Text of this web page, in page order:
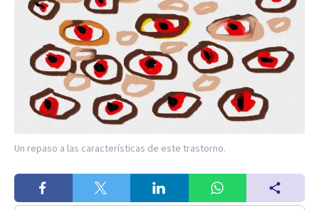
Un repaso a las características de este trastorno.